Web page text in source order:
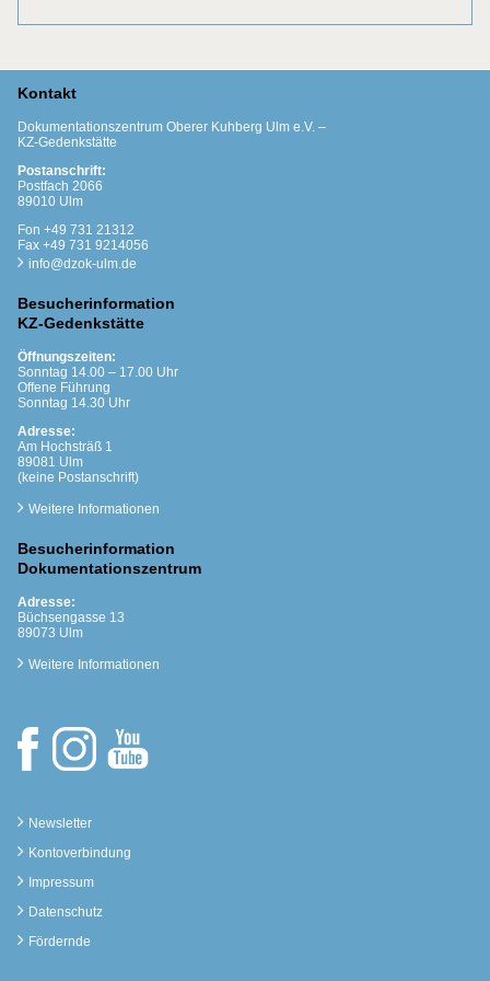
Kontakt
Dokumentationszentrum Oberer Kuhberg Ulm e.V. –
KZ-Gedenkstätte
Postanschrift:
Postfach 2066
89010 Ulm
Fon +49 731 21312
Fax +49 731 9214056
info@dzok-ulm.de
Besucherinformation
KZ-Gedenkstätte
Öffnungszeiten:
Sonntag 14.00 – 17.00 Uhr
Offene Führung
Sonntag 14.30 Uhr
Adresse:
Am Hochsträß 1
89081 Ulm
(keine Postanschrift)
Weitere Informationen
Besucherinformation
Dokumentationszentrum
Adresse:
Büchsengasse 13
89073 Ulm
Weitere Informationen
Newsletter
Kontoverbindung
Impressum
Datenschutz
Fördernde